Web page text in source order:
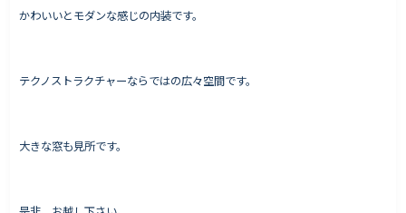
よくいただくご質問
かわいいとモダンな感じの内装です。
テクノストラクチャーならではの広々空間です。
大きな窓も見所です。